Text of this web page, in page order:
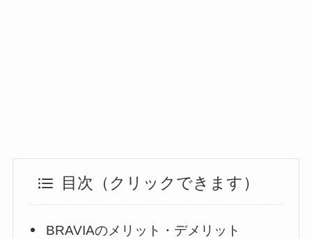
目次（クリックできます）
BRAVIAのメリット・デメリット